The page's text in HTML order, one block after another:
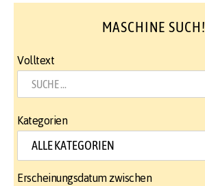
MASCHINE SUCH!
Volltext
Kategorien
Erscheinungsdatum zwischen